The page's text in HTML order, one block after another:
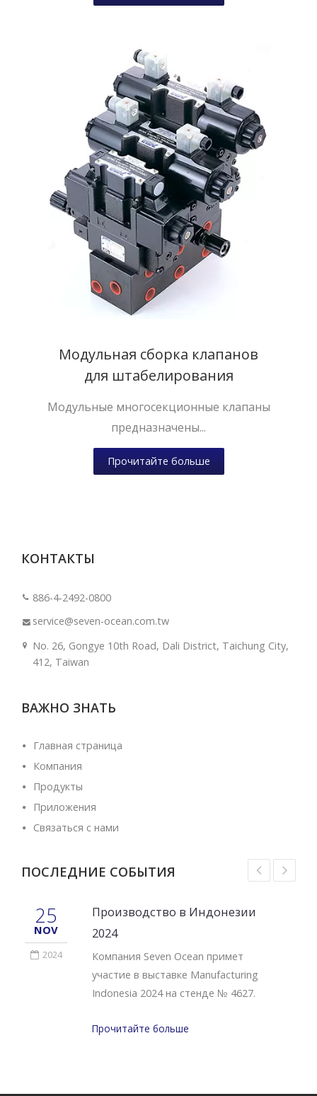
Модульная сборка клапанов
для штабелирования
Модульные многосекционные клапаны
предназначены...
Прочитайте больше
КОНТАКТЫ
886-4-2492-0800
service@seven-ocean.com.tw
No. 26, Gongye 10th Road, Dali District, Taichung City,
412, Taiwan
ВАЖНО ЗНАТЬ
Главная страница
Компания
Продукты
Приложения
Связаться с нами
ПОСЛЕДНИЕ СОБЫТИЯ
25
NOV
2024
Производство в Индонезии
2024
Компания Seven Ocean примет
участие в выставке Manufacturing
Indonesia 2024 на стенде № 4627.
Прочитайте больше